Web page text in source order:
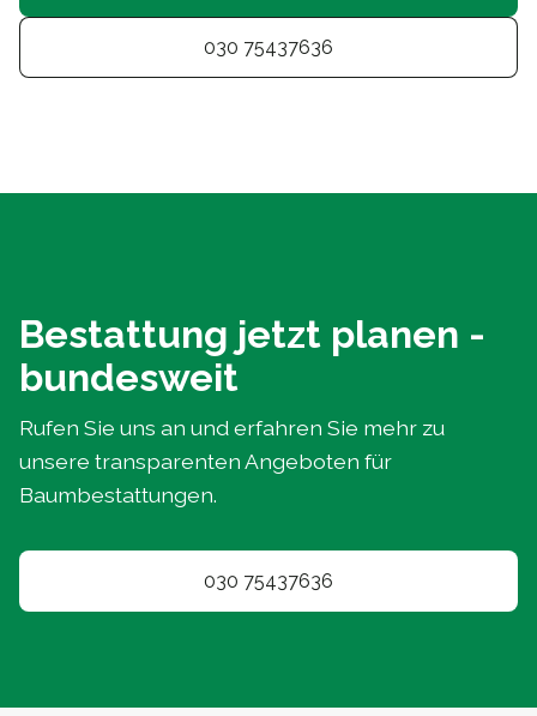
030 75437636
Bestattung jetzt planen -
bundesweit
Rufen Sie uns an und erfahren Sie mehr zu
unsere transparenten Angeboten für
Baumbestattungen.
030 75437636